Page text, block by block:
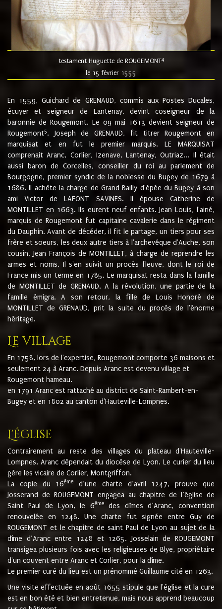
testament Huguette de ROUGEMONT4
le 15 février 1555
En 1559, Guichard de GRENAUD, commis aux Postes Ducales,
écuyer et seigneur de Lantenay, devint coseigneur de la
baronnie de Rougemont. Le 09 mai 1613 devient seigneur de
Rougemont5. Joseph de GRENAUD, fit titrer Rougemont en
marquisat et en fut le premier marquis. LE MARQUISAT
comprenait Aranc, Corlier, Izenave, Lantenay, Outriaz... Il était
aussi baron de Corcelles, conseiller du roi au parlement de
Bourgogne, premier syndic de la noblesse du Bugey de 1679 à
1686. Il achète la charge de Grand Bailly d'épée du Bugey à son
ami Victor de LAFONT SAVINES. Il épouse Catherine de
MONTILLET en 1663. Ils eurent neuf enfants. Jean Louis, l'ainé,
marquis de Rougemont fut capitaine cavalerie dans le régiment
du Dauphin. Avant de décéder, il fit le partage, un tiers pour ses
frère et soeurs, les deux autre tiers à l'archevêque d'Auche, son
cousin, Jean François de MONTILLET, à charge de reprendre les
armes et noms. Il s'en suivit un procès fleuve, dont le roi de
France mis un terme en 1785. Le marquisat resta dans la famille
de MONTILLET de GRENAUD. A la révolution, une partie de la
famille émigra. A son retour, la fille de Louis Honoré de
MONTILLET de GRENAUD, prit la suite du procès de l'énorme
héritage.
Le village
En 1758, lors de l'expertise, Rougemont comporte 36 maisons et
seulement 24 à Aranc. Depuis Aranc est devenu village et
Rougemont hameau.
en 1791 Aranc est rattaché au district de Saint-Rambert-en-
Bugey et en 1802 au canton d'Hauteville-Lompnes.
L'église
Contrairement au reste des villages du plateau d'Hauteville-
Lompnes, Aranc dépendait du diocèse de Lyon. Le curier du lieu
gère les vicaire de Corlier, Montgriffon.
La copie du 16ème
d’une charte d’avril 1247, prouve que
Josserand de ROUGEMONT engagea au chapitre de l’église de
Saint Paul de Lyon, le 6èmedes dîmes d’Aranc, convention
renouvelée en 1248. Une charte fut signée entre Guy de
ROUGEMONT et le chapitre de saint Paul de Lyon au sujet de la
dîme d’Aranc entre 1248 et 1265. Josselain de ROUGEMONT
transigea plusieurs fois avec les religieuses de Blye, propriétaire
d'un couvent entre Aranc et Corlier, pour la dîme.
Le premier curé du lieu est un prénommé Guillaume cité en 1263.
Une visite effectuée en août 1655 stipule que l'église et la cure
est en bon été et bien entretenue, mais nous apprend beaucoup